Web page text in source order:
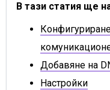
В тази статия ще
Добавяне на
Настройки